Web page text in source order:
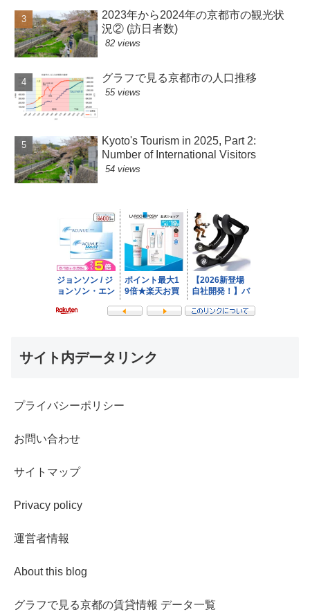
2023年から2024年の京都市の観光状
況② (訪日者数)
82 views
グラフで見る京都市の人口推移
55 views
Kyoto's Tourism in 2025, Part 2:
Number of International Visitors
54 views
サイト内データリンク
プライバシーポリシー
お問い合わせ
サイトマップ
Privacy policy
運営者情報
About this blog
グラフで見る京都の賃貸情報 データ一覧